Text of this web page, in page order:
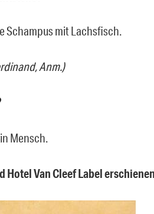
Schampus mit Lachsfisch.
Anm.)
Mensch.
Hotel Van Cleef Label